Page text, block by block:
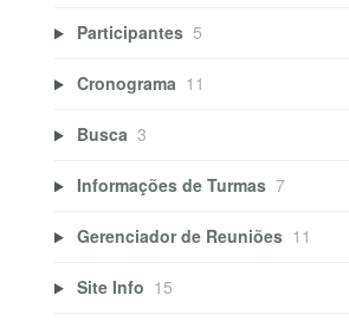
Participantes 5
Cronograma 11
Busca 3
Informações de Turmas 7
Gerenciador de Reuniões 11
Site Info 15